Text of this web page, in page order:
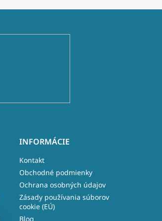
INFORMÁCIE
Kontakt
Obchodné podmienky
Ochrana osobných údajov
Zásady používania súborov
cookie (EÚ)
Blog